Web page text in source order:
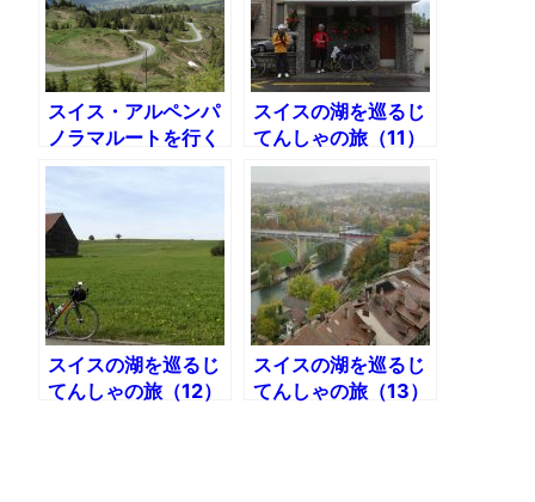
スイス・アルペンパ
ノラマルートを行く
（9）Day4：グロー
イリンゲン
スイスの湖を巡るじ
てんしゃの旅（11）
Day6 エペス〜ロー
ザンヌ
スイスの湖を巡るじ
てんしゃの旅（12）
スイスの湖を巡るじ
てんしゃの旅（13）